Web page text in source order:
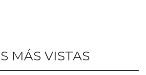
MÁS VISTAS